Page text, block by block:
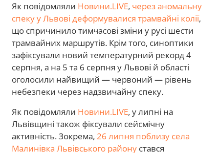
Як повідомляли Новини.LIVE, через аномальну
спеку у Львові деформувалися трамвайні колії,
що спричинило тимчасові зміни у русі шести
трамвайних маршрутів. Крім того, синоптики
зафіксували новий температурний рекорд 4
серпня, а на 5 та 6 серпня у Львові й області
оголосили найвищий — червоний — рівень
небезпеки через надзвичайну спеку.
Як повідомляли Новини.LIVE, у липні на
Львівщині також фіксували сейсмічну
активність. Зокрема, 26 липня поблизу села
Малинівка Львівського району стався